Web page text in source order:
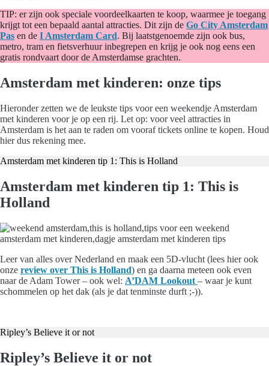
TIP: er zijn ook speciale voordeelkaarten te koop, waarmee je toegang
krijgt tot een bepaald aantal attracties. Dit zijn de Go City Amsterdam
Pas en de I Amsterdam Card. Bij laatstgenoemde zijn ook bus,
metro, tram en fietsverhuur inbegrepen en krijg je ook nog eens een
gratis rondvaart door de Amsterdamse grachten.
Amsterdam met kinderen: onze tips
Hieronder zetten we de leukste tips voor een weekendje Amsterdam
met kinderen voor je op een rij. Let op: voor veel attracties in
Amsterdam is het aan te raden om vooraf tickets online te kopen. Houd
hier dus rekening mee.
Amsterdam met kinderen tip 1: This is Holland
Amsterdam met kinderen tip 1: This is
Holland
Leer van alles over Nederland en maak een 5D-vlucht (lees hier ook
onze review over This is Holland) en ga daarna meteen ook even
naar de Adam Tower – ook wel: A’DAM Lookout – waar je kunt
schommelen op het dak (als je dat tenminste durft ;-)).
Ripley’s Believe it or not
Ripley’s Believe it or not